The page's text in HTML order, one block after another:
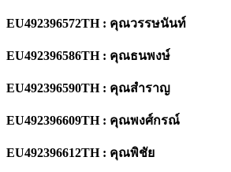
EU492396572TH : คุณวรรษนันท์
EU492396586TH : คุณธนพงษ์
EU492396590TH : คุณสำราญ
EU492396609TH : คุณพงศ์กรณ์
EU492396612TH : คุณพิชัย